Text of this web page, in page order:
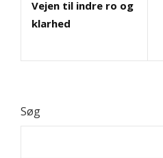
Post
Vejen til indre ro og
klarhed
Søg